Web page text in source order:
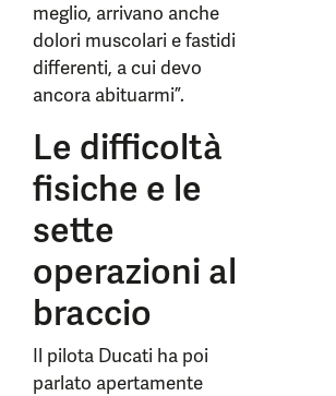
meglio, arrivano anche
dolori muscolari e fastidi
differenti, a cui devo
ancora abituarmi”.
Le difficoltà
fisiche e le
sette
operazioni al
braccio
Il pilota Ducati ha poi
parlato apertamente